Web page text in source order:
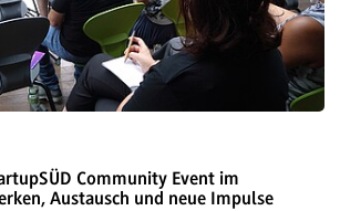
Community Event im
Austausch und neue Impulse